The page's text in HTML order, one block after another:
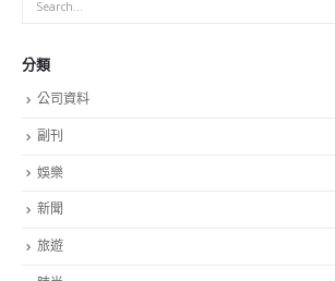
分類
公司資料
副刊
娛樂
新聞
旅遊